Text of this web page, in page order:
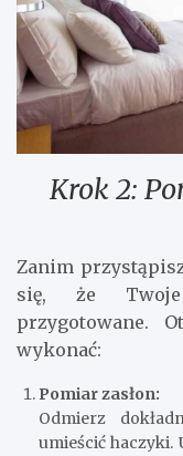
Krok 2:
Zanim
się, że Twoje
przygotowane.
wykonać:
Pomiar zasłon:
Odmierz
umieścić haczyki.